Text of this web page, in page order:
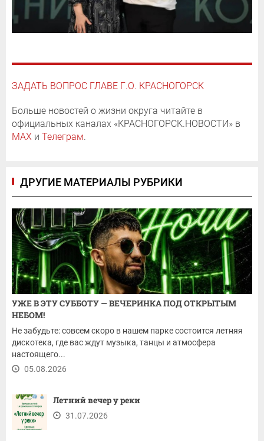
ЗАДАТЬ ВОПРОС ГЛАВЕ Г.О. КРАСНОГОРСК
Больше новостей о жизни округа читайте в
официальных каналах «КРАСНОГОРСК.НОВОСТИ» в
MAX и Телеграм.
ДРУГИЕ МАТЕРИАЛЫ РУБРИКИ
УЖЕ В ЭТУ СУББОТУ — ВЕЧЕРИНКА ПОД ОТКРЫТЫМ
НЕБОМ!
Не забудьте: совсем скоро в нашем парке состоится летняя
дискотека, где вас ждут музыка, танцы и атмосфера
настоящего...
05.08.2026
Летний вечер у реки
31.07.2026